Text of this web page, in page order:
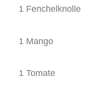
1 Fenchelknolle
1 Mango
1 Tomate